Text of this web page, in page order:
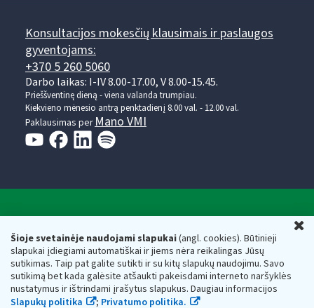
Šioje svetainėje naudojami slapukai(angl. cookies). Būtinieji
slapukai įdiegiami automatiškai ir jiems nėra reikalingas Jūsų
sutikimas. Taip pat galite sutikti ir su kitų slapukų naudojimu. Savo
sutikimą bet kada galėsite atšaukti pakeisdami interneto naršyklės
nustatymus ir ištrindami įrašytus slapukus. Daugiau informacijos
Slapukų politika
; Privatumo politika.
Konsultacijos mokesčių klausimais ir paslaugos
gyventojams:
+370 5 260 5060
Darbo laikas: I-IV 8.00-17.00, V 8.00-15.45.
Prieššventinę dieną - viena valanda trumpiau.
Kiekvieno mėnesio antrą penktadienį 8.00 val. - 12.00 val.
Paklausimas per Mano VMI
Respublikos finansų ministerijos
Biudžetinė įstaiga. Juridinio asmens kodas — 188659752,
adresas: Vasario 16-osios g. 14, 01107 Vilnius, Lietuva, el.paštas:
vmi@vmi.lt, E. pristatymo dėžutės adresas 188659752
Duomenys apie Valstybinę mokesčių inspekciją prie Lietuvos